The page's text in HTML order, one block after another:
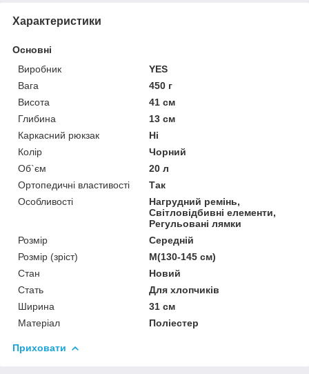
Характеристики
Основні
Виробник
YES
Вага
450 г
Висота
41 см
Глибина
13 см
Каркасний рюкзак
Ні
Колір
Чорний
Об`єм
20 л
Ортопедичні властивості
Так
Особливості
Нагрудний ремінь,
Світловідбивні елементи,
Регульовані лямки
Розмір
Середній
Розмір (зріст)
M(130-145 см)
Стан
Новий
Стать
Для хлопчиків
Ширина
31 см
Матеріал
Поліестер
Приховати